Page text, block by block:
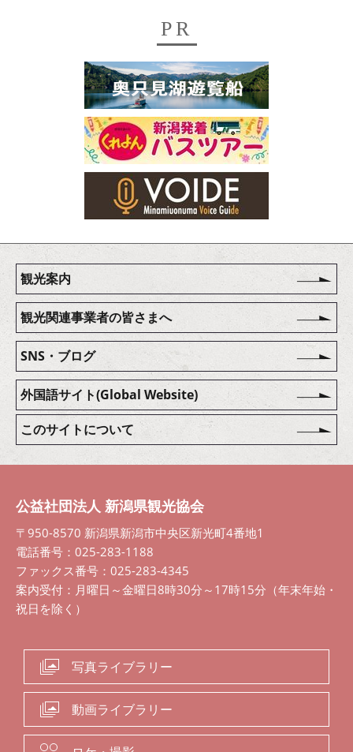
PR
観光案内
観光関連事業者の皆さまへ
SNS・ブログ
外国語サイト(Global Website)
このサイトについて
公益社団法人 新潟県観光協会
〒950-8570 新潟県新潟市中央区新光町4番地1
電話番号：025-283-1188
ファックス番号：025-283-4345
案内受付：月曜日～金曜日8時30分～17時15分（年末年始・
祝日を除く）
写真ライブラリー
動画ライブラリー